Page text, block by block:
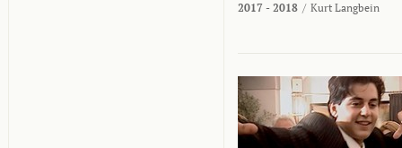
2017 - 2018 / Kurt Langbein